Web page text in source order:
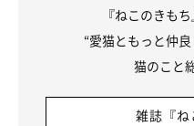
『ねこのきも
“愛猫ともっと仲
猫のこと
雑誌『ね